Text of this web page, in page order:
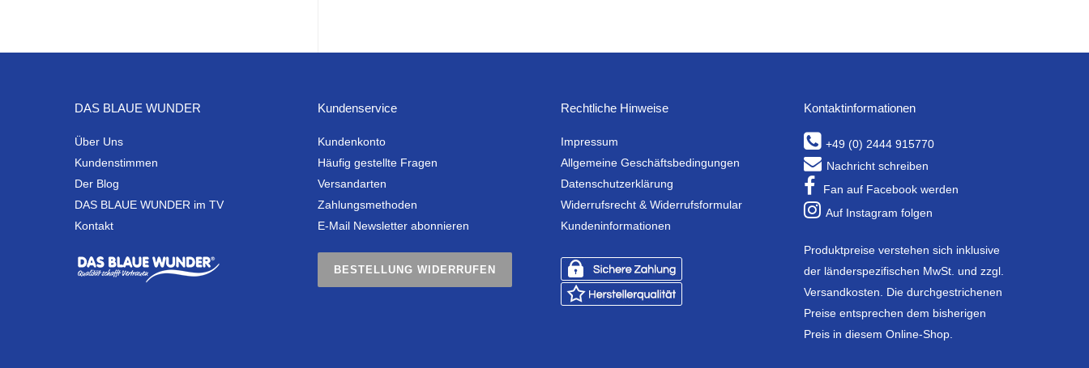
DAS BLAUE WUNDER
Über Uns
Kundenstimmen
Der Blog
DAS BLAUE WUNDER im TV
Kontakt
Kundenservice
Kundenkonto
Häufig gestellte Fragen
Versandarten
Zahlungsmethoden
E-Mail Newsletter abonnieren
BESTELLUNG WIDERRUFEN
Rechtliche Hinweise
Impressum
Allgemeine Geschäftsbedingungen
Datenschutzerklärung
Widerrufsrecht & Widerrufsformular
Kundeninformationen
Kontaktinformationen
+49 (0) 2444 915770
Nachricht schreiben
Fan auf Facebook werden
Auf Instagram folgen
Produktpreise verstehen sich inklusive
der länderspezifischen MwSt. und zzgl.
Versandkosten. Die durchgestrichenen
Preise entsprechen dem bisherigen
Preis in diesem Online-Shop.